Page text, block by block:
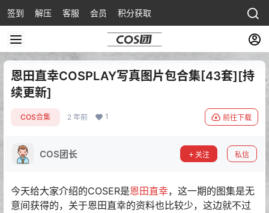
签到 解压 客服 会员 积分获取
恩田直幸COSPLAY写真图片包合集[43套][持
续更新]
COS合集 2 年前 1 前往下载
COS团长 关注 私信
今天给大家介绍的COSER是恩田直幸，这一期的图集是无
意间获得的，关于恩田直幸的资料也比较少，这边就不过